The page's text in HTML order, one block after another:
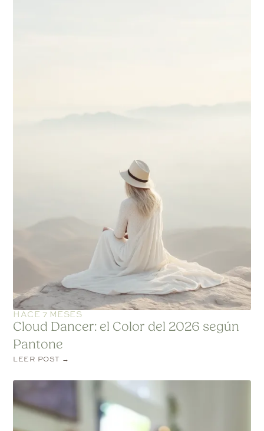
HACE 7 MESES
Cloud Dancer: el Color del 2026 según
Pantone
LEER POST →